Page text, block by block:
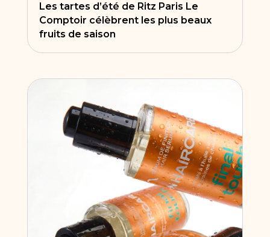
Les tartes d’été de Ritz Paris Le
Comptoir célèbrent les plus beaux
fruits de saison